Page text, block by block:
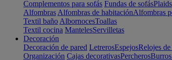
Complementos para sofás Fundas de sofásPlaids
Alfombras Alfombras de habitaciónAlfombras
Textil baño AlbornocesToallas
Textil cocina MantelesServilletas
Decoración
Decoración de pared LetrerosEspejosRelojes de
Organización Cajas decorativasPercheros